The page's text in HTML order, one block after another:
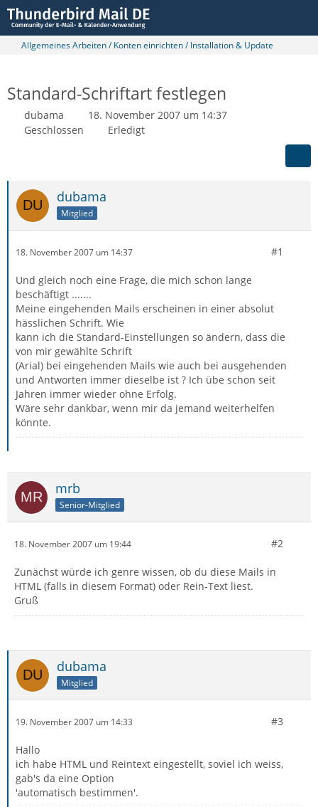
Allgemeines Arbeiten / Konten einrichten / Installation & Update
Standard-Schriftart festlegen
dubama
18. November 2007 um 14:37
Geschlossen
Erledigt
dubama
Mitglied
18. November 2007 um 14:37 #1
Und gleich noch eine Frage, die mich schon lange
beschäftigt .......
Meine eingehenden Mails erscheinen in einer absolut
hässlichen Schrift. Wie
kann ich die Standard-Einstellungen so ändern, dass die
von mir gewählte Schrift
(Arial) bei eingehenden Mails wie auch bei ausgehenden
und Antworten immer dieselbe ist ? Ich übe schon seit
Jahren immer wieder ohne Erfolg.
Wäre sehr dankbar, wenn mir da jemand weiterhelfen
könnte.
mrb
Senior-Mitglied
18. November 2007 um 19:44 #2
Zunächst würde ich genre wissen, ob du diese Mails in
HTML (falls in diesem Format) oder Rein-Text liest.
Gruß
dubama
Mitglied
19. November 2007 um 14:33 #3
Hallo
ich habe HTML und Reintext eingestellt, soviel ich weiss,
gab's da eine Option
'automatisch bestimmen'.